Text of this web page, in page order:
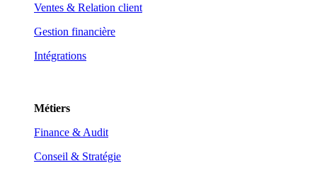
Ventes & Relation client
Gestion financière
Intégrations
Métiers
Finance & Audit
Conseil & Stratégie